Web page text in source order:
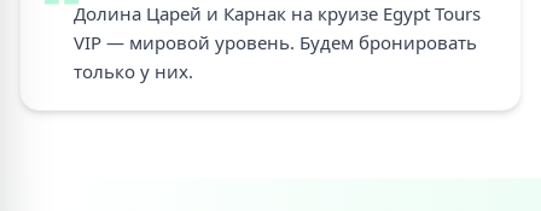
Долина Царей и Карнак на круизе Egypt Tours
VIP — мировой уровень. Будем бронировать
только у них.